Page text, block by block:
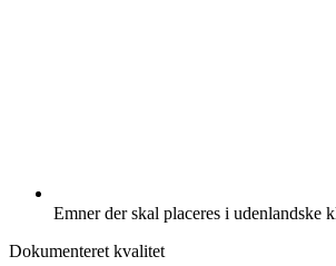
Emner der skal placeres i udenlandske
Dokumenteret kvalitet